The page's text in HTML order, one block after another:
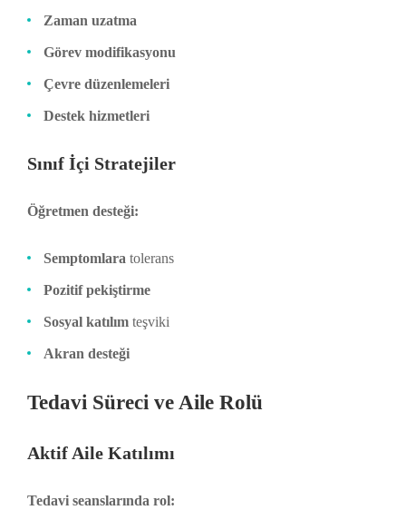
Zaman uzatma
Görev modifikasyonu
Çevre düzenlemeleri
Destek hizmetleri
Sınıf İçi Stratejiler
Öğretmen desteği:
Semptomlara tolerans
Pozitif pekiştirme
Sosyal katılım teşviki
Akran desteği
Tedavi Süreci ve Aile Rolü
Aktif Aile Katılımı
Tedavi seanslarında rol: